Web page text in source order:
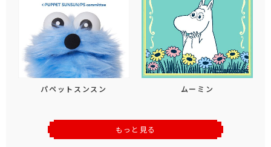
パペットスンスン ムーミン
もっと見る